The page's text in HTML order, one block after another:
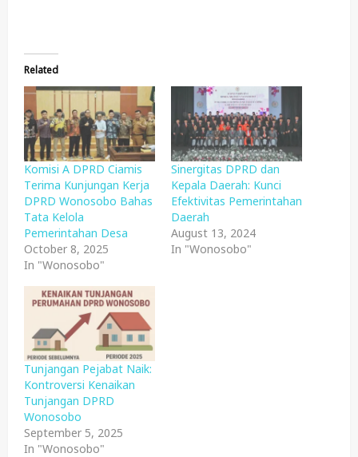
Related
Komisi A DPRD Ciamis
Terima Kunjungan Kerja
DPRD Wonosobo Bahas
Tata Kelola
Pemerintahan Desa
October 8, 2025
In "Wonosobo"
Sinergitas DPRD dan
Kepala Daerah: Kunci
Efektivitas Pemerintahan
Daerah
August 13, 2024
In "Wonosobo"
Tunjangan Pejabat Naik:
Kontroversi Kenaikan
Tunjangan DPRD
Wonosobo
September 5, 2025
In "Wonosobo"